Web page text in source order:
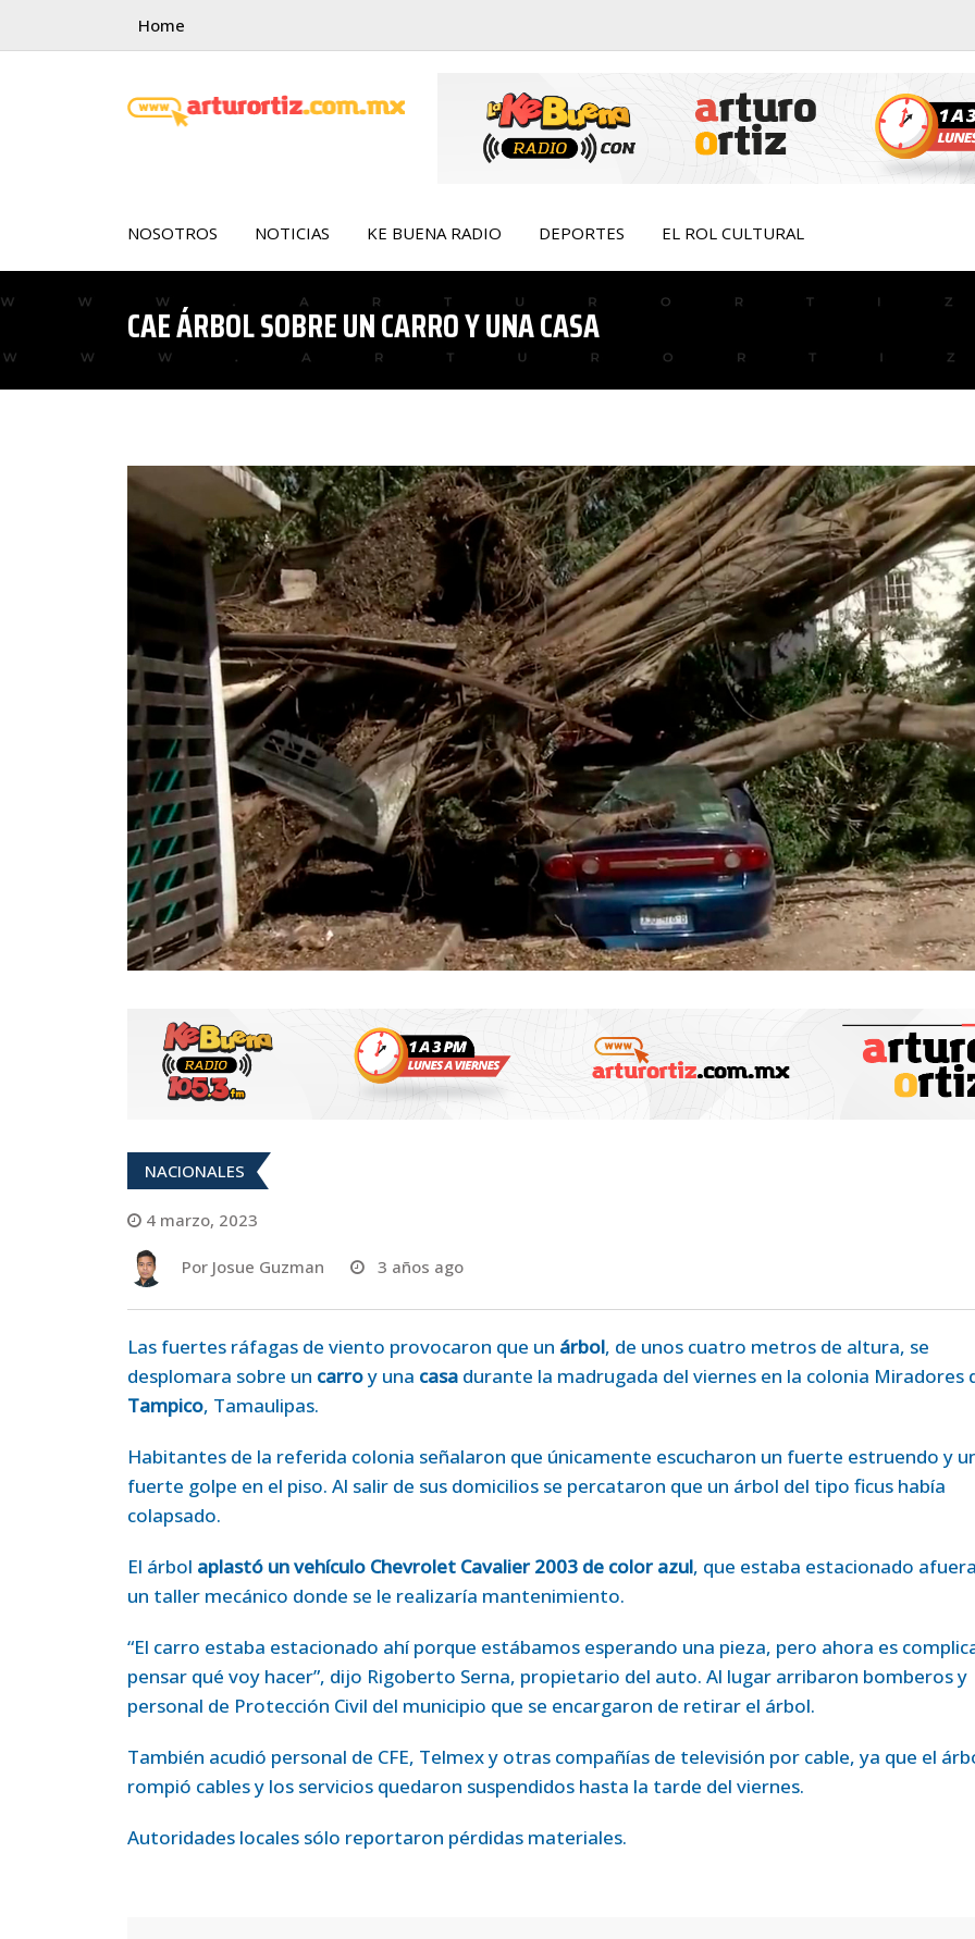
Home
NOSOTROS NOTICIAS KE BUENA RADIO DEPORTES EL ROL CULTURAL
CAE ÁRBOL SOBRE UN CARRO Y UNA CASA
NACIONALES
4 marzo, 2023
Por Josue Guzman 3 años ago
Las fuertes ráfagas de viento provocaron que un árbol, de unos cuatro metros de altura, se
desplomara sobre un carroy una casa durante la madrugada del viernes en la colonia Miradores
Tampico, Tamaulipas.
Habitantes de la referida colonia señalaron que únicamente escucharon un fuerte estruendo y
fuerte golpe en el piso. Al salir de sus domicilios se percataron que un árbol del tipo ficus había
colapsado.
El árbol aplastó un vehículo Chevrolet Cavalier 2003 de color azul, que estaba estacionado
un taller mecánico donde se le realizaría mantenimiento.
“El carro estaba estacionado ahí porque estábamos esperando una pieza, pero ahora es
pensar qué voy hacer”, dijo Rigoberto Serna, propietario del auto. Al lugar arribaron bomberos y
personal de Protección Civil del municipio que se encargaron de retirar el árbol.
También acudió personal de CFE, Telmex y otras compañías de televisión por cable, ya que el
rompió cables y los servicios quedaron suspendidos hasta la tarde del viernes.
Autoridades locales sólo reportaron pérdidas materiales.